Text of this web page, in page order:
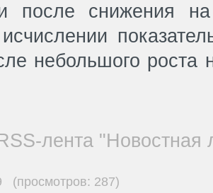
после снижения
небольшого
лента "Новостная
(просмотров: 287)